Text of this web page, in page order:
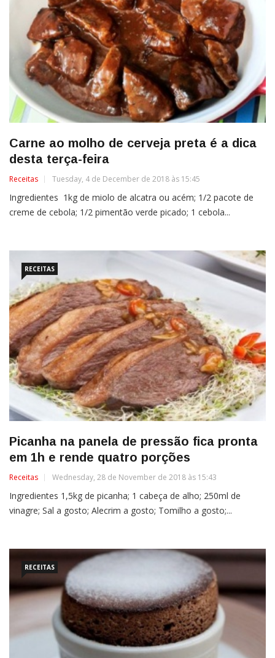
Carne ao molho de cerveja preta é a dica
desta terça-feira
Receitas Tuesday, 4 de December de 2018 às 15:45
Ingredientes 1kg de miolo de alcatra ou acém; 1/2 pacote de
creme de cebola; 1/2 pimentão verde picado; 1 cebola...
RECEITAS
Picanha na panela de pressão fica pronta
em 1h e rende quatro porções
Receitas Wednesday, 28 de November de 2018 às 15:43
Ingredientes 1,5kg de picanha; 1 cabeça de alho; 250ml de
vinagre; Sal a gosto; Alecrim a gosto; Tomilho a gosto;...
RECEITAS